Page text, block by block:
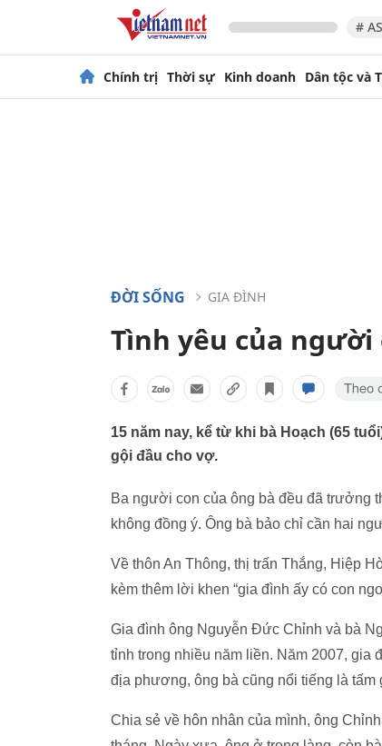
#
Chính trị Thời sự Kinh doanh Dân tộc và
ĐỜI SỐNG GIA ĐÌNH
Tình yêu của người
15 năm nay, kể từ khi bà Hoạch (65
gội đầu cho vợ.
Ba người con của ông bà đều đã trưởng
không đồng ý. Ông bà bảo chỉ cần hai
Về thôn An Thông, thị trấn Thắng, Hiệp
kèm thêm lời khen “gia đình ấy có con
Gia đình ông Nguyễn Đức Chỉnh và bà
tỉnh trong nhiều năm liền. Năm 2007, gia
địa phương, ông bà cũng nổi tiếng là
Chia sẻ về hôn nhân của mình, ông